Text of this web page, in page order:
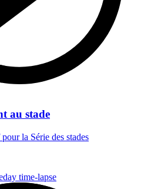
au stade
la Série des stades